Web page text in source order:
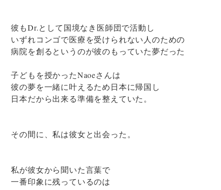
彼もDr.として国境なき医師団で活動し
いずれコンゴで医療を受けられない人のための
病院を創るというのが彼のもっていた夢だった
子どもを授かったNaoeさんは
彼の夢を一緒に叶えるため日本に帰国し
日本だから出来る準備を整えていた。
その間に、私は彼女と出会った。
私が彼女から聞いた言葉で
一番印象に残っているのは